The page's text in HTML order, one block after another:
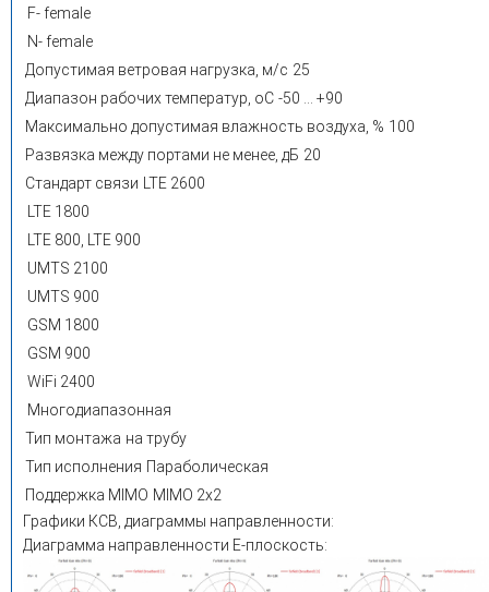
F- female
N- female
Допустимая ветровая нагрузка, м/с 25
Диапазон рабочих температур, оС -50 … +90
Максимально допустимая влажность воздуха, % 100
Развязка между портами не менее, дБ 20
Стандарт связи
LTE 2600
LTE 1800
LTE 800, LTE 900
UMTS 2100
UMTS 900
GSM 1800
GSM 900
WiFi 2400
Многодиапазонная
Тип монтажа на трубу
Тип исполнения Параболическая
Поддержка MIMO MIMO 2x2
Графики КСВ, диаграммы направленности:
Диаграмма направленности E-плоскость: